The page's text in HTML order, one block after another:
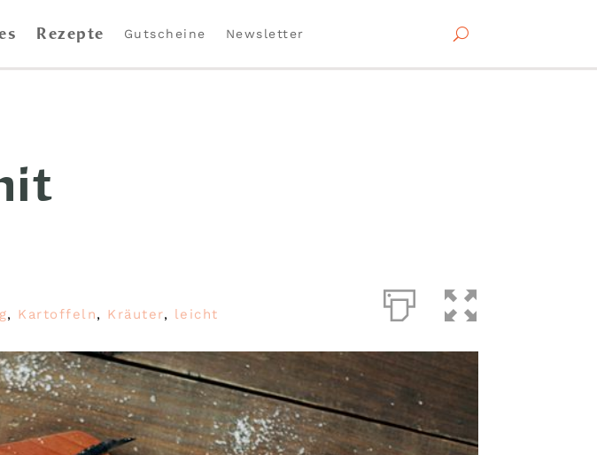
Rezepte Gutscheine Newsletter
, Kartoffeln, Kräuter, leicht